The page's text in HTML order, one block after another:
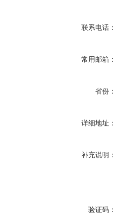
联系电话：
常用邮箱：
省份：
详细地址：
补充说明：
验证码：